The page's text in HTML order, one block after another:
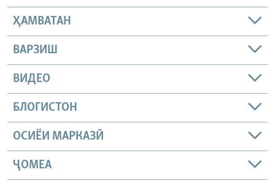
ҲАМВАТАН
ВАРЗИШ
ВИДЕО
БЛОГИСТОН
ОСИЁИ МАРКАЗӢ
ҶОМEА